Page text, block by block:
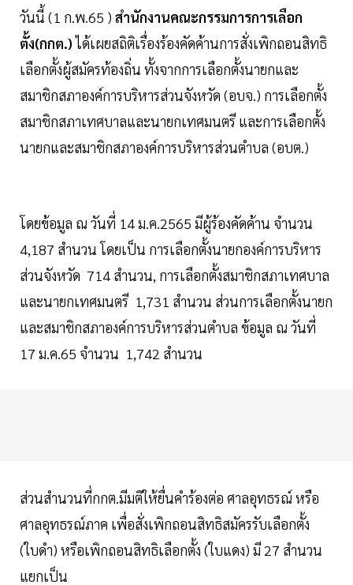
วันนี้ (1 ก.พ.65 ) สำนักงานคณะกรรมการการเลือก
ตั้ง(กกต.)ได้เผยสถิติเรื่องร้องคัดค้านการสั่งเพิกถอนสิทธิ
เลือกตั้งผู้สมัครท้องถิ่น ทั้งจากการเลือกตั้งนายกและ
สมาชิกสภาองค์การบริหารส่วนจังหวัด (อบจ.) การเลือกตั้ง
สมาชิกสภาเทศบาลและนายกเทศมนตรี และการเลือกตั้ง
นายกและสมาชิกสภาองค์การบริหารส่วนตำบล (อบต.)
โดยข้อมูล ณ วันที่ 14 ม.ค.2565 มีผู้ร้องคัดค้าน จำนวน
4,187 สำนวน โดยเป็น การเลือกตั้งนายกองค์การบริหาร
ส่วนจังหวัด 714 สำนวน, การเลือกตั้งสมาชิกสภาเทศบาล
และนายกเทศมนตรี 1,731 สำนวน ส่วนการเลือกตั้งนายก
และสมาชิกสภาองค์การบริหารส่วนตำบล ข้อมูล ณ วันที่
17 ม.ค.65 จำนวน 1,742 สำนวน
ส่วนสำนวนที่กกต.มีมติให้ยื่นคำร้องต่อ ศาลอุทธรณ์ หรือ
ศาลอุทธรณ์ภาค เพื่อสั่งเพิกถอนสิทธิสมัครรับเลือกตั้ง
(ใบดำ) หรือเพิกถอนสิทธิเลือกตั้ง (ใบแดง) มี 27 สำนวน
แยกเป็น